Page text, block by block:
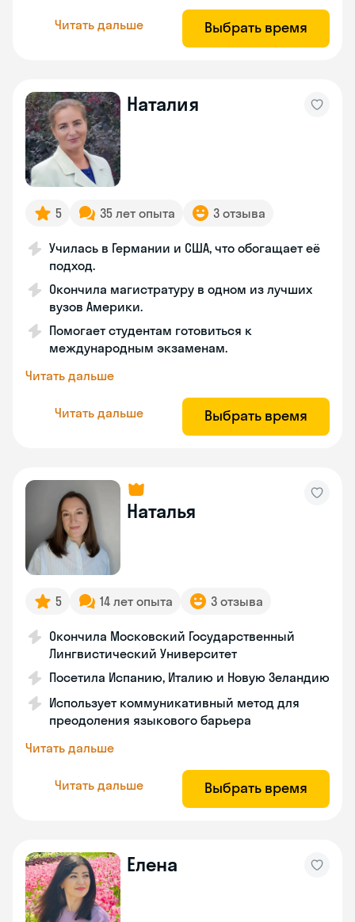
Читать дальше Выбрать время
Наталия
5 35 лет опыта 3 отзыва
Училась в Германии и США, что обогащает её
подход.
Окончила магистратуру в одном из лучших
вузов Америки.
Помогает студентам готовиться к
международным экзаменам.
Читать дальше
Читать дальше Выбрать время
Наталья
5 14 лет опыта 3 отзыва
Окончила Московский Государственный
Лингвистический Университет
Посетила Испанию, Италию и Новую Зеландию
Использует коммуникативный метод для
преодоления языкового барьера
Читать дальше
Читать дальше Выбрать время
Елена